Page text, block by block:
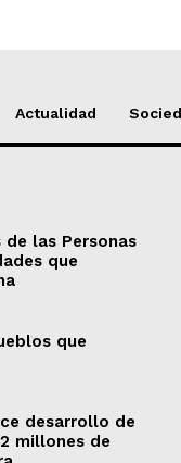
Actualidad
de las Personas
que
que
desarrollo de
millones de